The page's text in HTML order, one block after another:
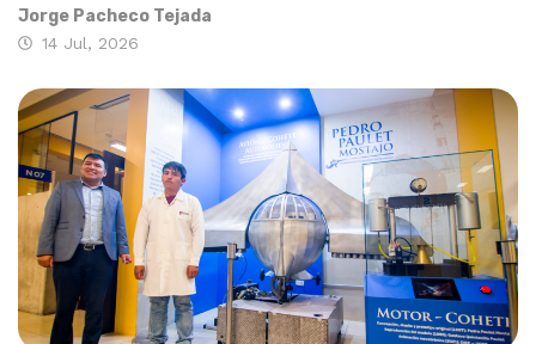
Jorge Pacheco Tejada
14 Jul, 2026